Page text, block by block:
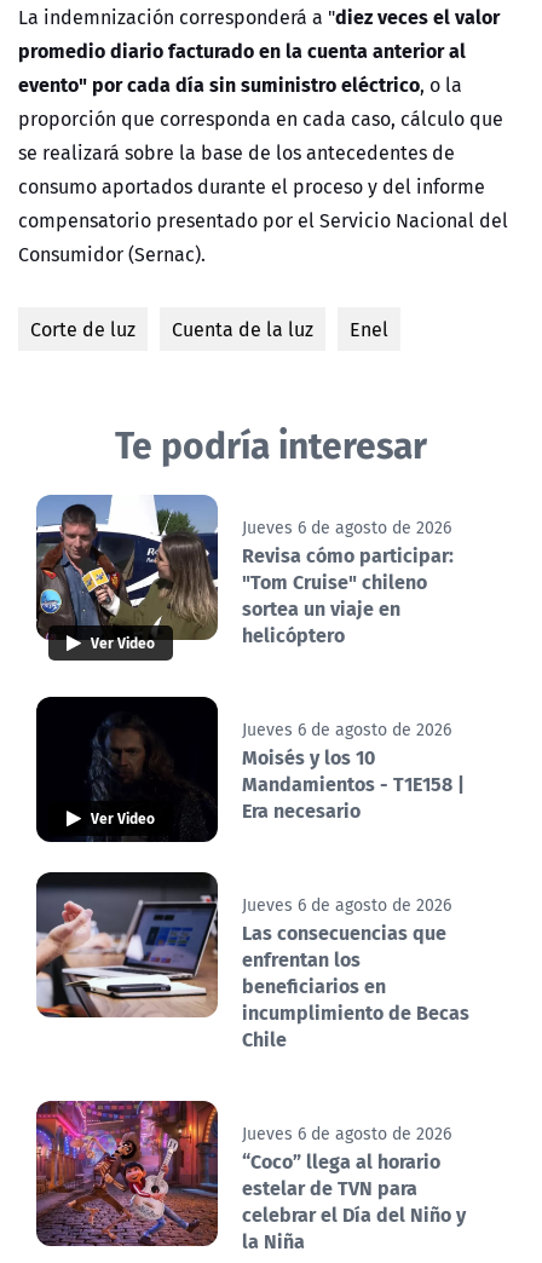
La indemnización corresponderá a "diez veces el valor
promedio diario facturado en la cuenta anterior al
evento" por cada día sin suministro eléctrico, o la
proporción que corresponda en cada caso, cálculo que
se realizará sobre la base de los antecedentes de
consumo aportados durante el proceso y del informe
compensatorio presentado por el Servicio Nacional del
Consumidor (Sernac).
Corte de luz Cuenta de la luz Enel
Te podría interesar
Ver Video
Jueves 6 de agosto de 2026
Revisa cómo participar:
"Tom Cruise" chileno
sortea un viaje en
helicóptero
Ver Video
Jueves 6 de agosto de 2026
Moisés y los 10
Mandamientos - T1E158 |
Era necesario
Jueves 6 de agosto de 2026
Las consecuencias que
enfrentan los
beneficiarios en
incumplimiento de Becas
Chile
Jueves 6 de agosto de 2026
“Coco” llega al horario
estelar de TVN para
celebrar el Día del Niño y
la Niña